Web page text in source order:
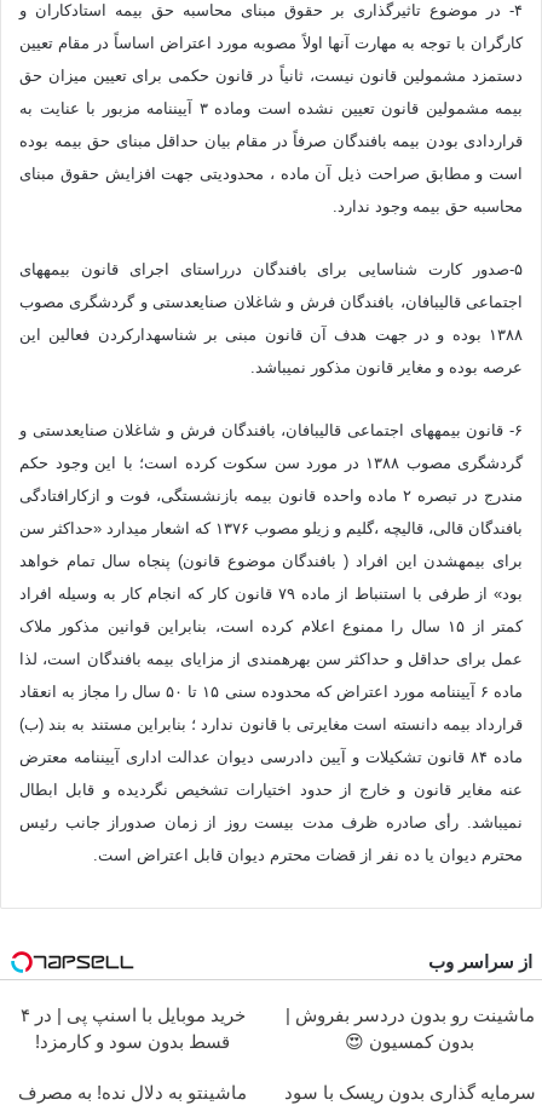
۴- در موضوع تاثیرگذاری بر حقوق مبنای محاسبه حق بیمه استادکاران و
کارگران با توجه به مهارت آنها اولاً مصوبه مورد اعتراض اساساً در مقام تعیین
دستمزد مشمولین قانون نیست، ثانیاً در قانون حکمی برای تعیین میزان حق
بیمه مشمولین قانون تعیین نشده است وماده ۳ آیین‎نامه مزبور با عنایت به
قراردادی بودن بیمه بافندگان صرفاً در مقام بیان حداقل مبنای حق بیمه بوده
است و مطابق صراحت ذیل آن ماده ، محدودیتی جهت افزایش حقوق مبنای
محاسبه حق بیمه وجود ندارد.
۵-صدور کارت شناسایی برای بافندگان درراستای اجرای قانون بیمه‎های
اجتماعی قالیبافان، بافندگان فرش و شاغلان صنایع‎دستی و گردشگری مصوب
۱۳۸۸ بوده و در جهت هدف آن قانون مبنی بر شناسه‎دارکردن فعالین این
عرصه بوده و مغایر قانون مذکور نمی‎باشد.
۶- قانون بیمه‎های اجتماعی قالیبافان، بافندگان فرش و شاغلان صنایع‎دستی و
گردشگری مصوب ۱۳۸۸ در مورد سن سکوت کرده است؛ با این وجود حکم
مندرج در تبصره ۲ ماده واحده قانون بیمه بازنشستگی، فوت و ازکارافتادگی
بافندگان قالی، قالیچه ،گلیم و زیلو مصوب ۱۳۷۶ که اشعار می‎دارد «حداکثر سن
برای بیمه‎شدن این افراد ( بافندگان موضوع قانون) پنجاه سال تمام خواهد
بود» از طرفی با استنباط از ماده ۷۹ قانون کار که انجام کار به وسیله افراد
کمتر از ۱۵ سال را ممنوع اعلام کرده است، بنابراین قوانین مذکور ملاک
عمل برای حداقل و حداکثر سن بهره‎مندی از مزایای بیمه بافندگان است، لذا
ماده ۶ آیین‎نامه مورد اعتراض که محدوده سنی ۱۵ تا ۵۰ سال را مجاز به انعقاد
قرارداد بیمه دانسته است مغایرتی با قانون ندارد ؛ بنابراین مستند به بند (ب)
ماده ۸۴ قانون تشکیلات و آیین دادرسی دیوان عدالت اداری آیین‎نامه معترض
عنه مغایر قانون و خارج از حدود اختیارات تشخیص نگردیده و قابل ابطال
نمی‎باشد. رأی صادره ظرف مدت بیست روز از زمان صدوراز جانب رئیس
محترم دیوان یا ده نفر از قضات محترم دیوان قابل اعتراض است.
از سراسر وب
ماشینت رو بدون دردسر بفروش |
بدون کمسیون 😍
خرید موبایل با اسنپ پی | در ۴
قسط بدون سود و کارمزد!
سرمایه گذاری بدون ریسک با سود
ماشینتو به دلال نده! به مصرف